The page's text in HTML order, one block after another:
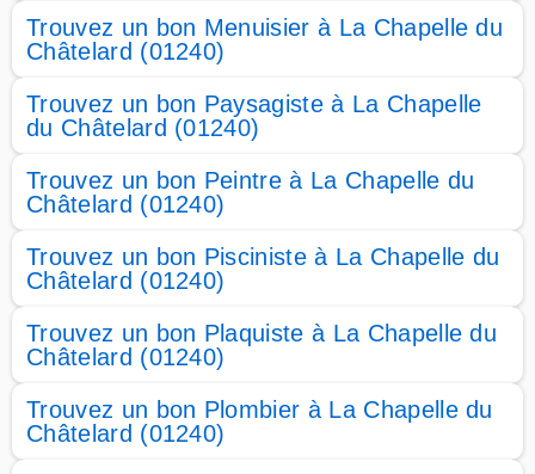
Trouvez un bon Menuisier à La Chapelle du
Châtelard (01240)
Trouvez un bon Paysagiste à La Chapelle
du Châtelard (01240)
Trouvez un bon Peintre à La Chapelle du
Châtelard (01240)
Trouvez un bon Pisciniste à La Chapelle du
Châtelard (01240)
Trouvez un bon Plaquiste à La Chapelle du
Châtelard (01240)
Trouvez un bon Plombier à La Chapelle du
Châtelard (01240)